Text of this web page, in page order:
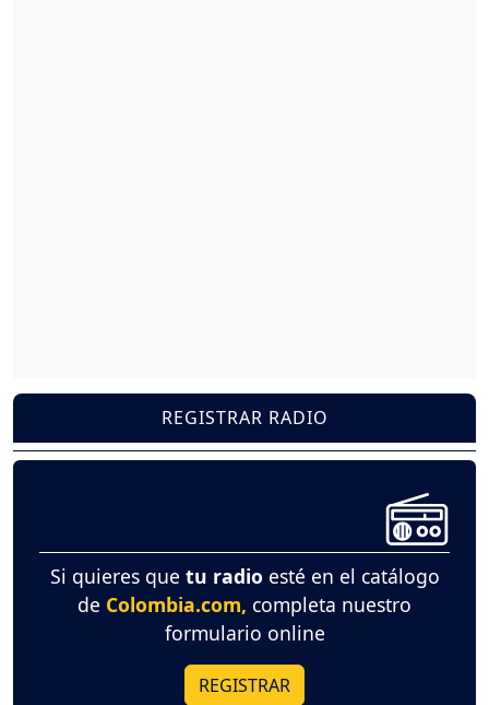
REGISTRAR RADIO
Si quieres que tu radio esté en el catálogo
de Colombia.com, completa nuestro
formulario online
REGISTRAR